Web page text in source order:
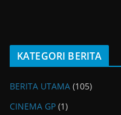
KATEGORI BERITA
BERITA UTAMA (105)
CINEMA GP (1)